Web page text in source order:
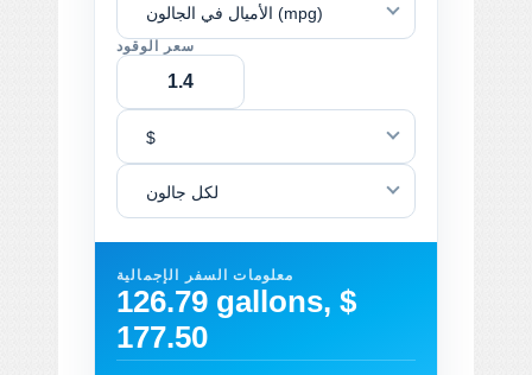
الأميال في الجالون (mpg)
سعر الوقود
$
لكل جالون
معلومات السفر الإجمالية
126.79 gallons, $
177.50